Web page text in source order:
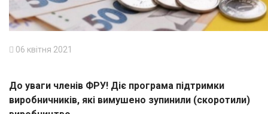
06 квітня 2021
До уваги членів ФРУ! Діє програма підтримки
виробничників, які вимушено зупинили (скоротили)